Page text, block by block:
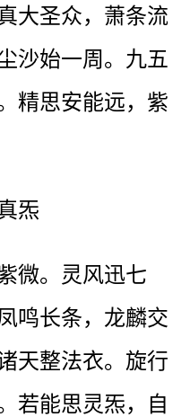
大圣众，萧条流
沙始一周。九五
精思安能远，紫
炁
微。灵风迅七
鸣长条，龙麟交
天整法衣。旋行
若能思灵炁，自